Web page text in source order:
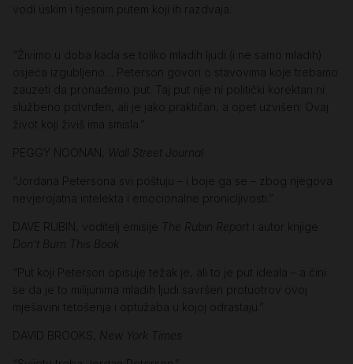
vodi uskim i tijesnim putem koji ih razdvaja.
“Živimo u doba kada se toliko mladih ljudi (i ne samo mladih)
osjeća izgubljeno… Peterson govori o stavovima koje trebamo
zauzeti da pronađemo put. Taj put nije ni politički korektan ni
službeno potvrđen, ali je jako praktičan, a opet uzvišen: Ovaj
život koji živiš ima smisla.”
PEGGY NOONAN, Wall Street Journal
“Jordana Petersona svi poštuju – i boje ga se – zbog njegova
nevjerojatna intelekta i emocionalne pronicljivosti.”
DAVE RUBIN, voditelj emisije The Rubin Report i autor knjige
Don’t Burn This Book
“Put koji Peterson opisuje težak je, ali to je put ideala – a čini
se da je to milijunima mladih ljudi savršen protuotrov ovoj
mješavini tetošenja i optužaba u kojoj odrastaju.”
DAVID BROOKS, New York Times